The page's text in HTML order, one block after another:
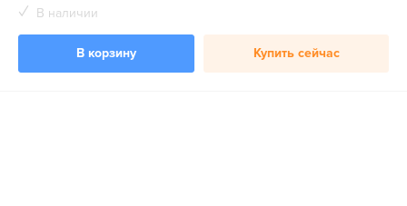
В наличии
В корзину Купить сейчас